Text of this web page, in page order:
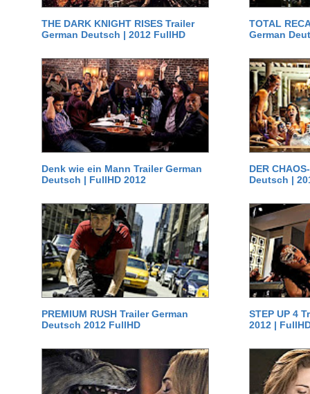
THE DARK KNIGHT RISES Trailer
German Deutsch | 2012 FullHD
TOTAL
German
Denk wie ein Mann Trailer German
Deutsch | FullHD 2012
DER
Deutsch |
PREMIUM RUSH Trailer German
Deutsch 2012 FullHD
STEP UP 4
2012 |